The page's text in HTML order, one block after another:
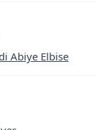
Abiye Elbise